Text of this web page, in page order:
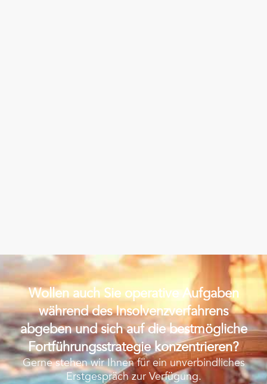
Wollen auch Sie operative Aufgaben
während des Insolvenzverfahrens
abgeben und sich auf die bestmögliche
Fortführungsstrategie konzentrieren?
Gerne stehen wir Ihnen für ein unverbindliches
Erstgespräch zur Verfügung.